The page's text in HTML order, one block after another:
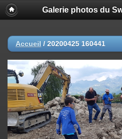
Galerie photos du
Accueil / 20200425 160441